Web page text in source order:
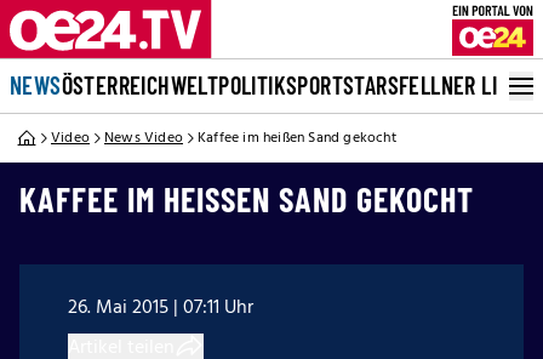
NEWSÖSTERREICHWELTPOLITIKSPORTSTARSFELLNER LIVE
Video News Video Kaffee im heißen Sand gekocht
KAFFEE IM HEISSEN SAND GEKOCHT
26. Mai 2015 | 07:11 Uhr